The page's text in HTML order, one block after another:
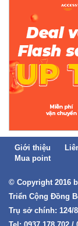
Giới thiệu
Mua point
© Copyright 2016
Triển Cộng Đồng
Trụ sở chính: 124/